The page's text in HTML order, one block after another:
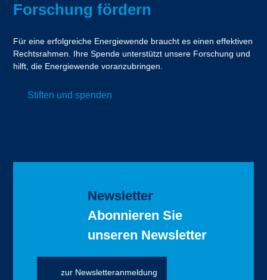
Forschung fördern
Für eine erfolgreiche Energiewende braucht es einen effektiven
Rechtsrahmen. Ihre Spende unterstützt unsere Forschung und
hilft, die Energiewende voranzubringen.
Stiften und spenden
Newsletter
Abonnieren Sie
unseren Newsletter
zur Newsletteranmeldung